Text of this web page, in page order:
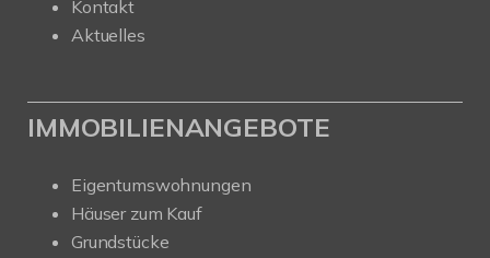
Kontakt
Aktuelles
IMMOBILIENANGEBOTE
Eigentumswohnungen
Häuser zum Kauf
Grundstücke